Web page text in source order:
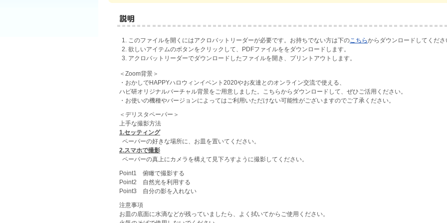
このファイルを開くにはアクロバットリーダーが必要です。お持ちでない方は下のこちらからダウンロードしてくださ
欲しいアイテムのボタンをクリックして、PDFファイルををダウンロードします。
アクロバットリーダーでダウンロードしたファイルを開き、プリントアウトします。
＜Zoom背景＞
・おかしでHAPPYハロウィンイベント2020やお友達とのオンライン交流で使える、
ハピ研オリジナルバーチャル背景をご用意しました。こちらからダウンロードして、ぜひご活用ください。
・お使いの機種やバージョンによってはご利用いただけない可能性がございますのでご了承ください。
＜デリスタペーパー＞
上手な撮影方法
1.セッティング
ペーパーの好きな場所に、お皿を置いてください。
2.スマホで撮影
ペーパーの真上にカメラを構えて見下ろすように撮影してください。
Point1 俯瞰で撮影する
Point2 自然光を利用する
Point3 自分の影を入れない
注意事項
お皿の底面に水滴などが残っていましたら、よく拭いてからご使用ください。